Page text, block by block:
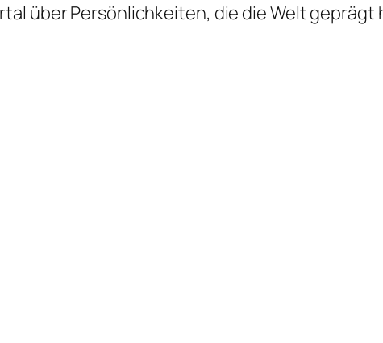
über Persönlichkeiten, die die Welt